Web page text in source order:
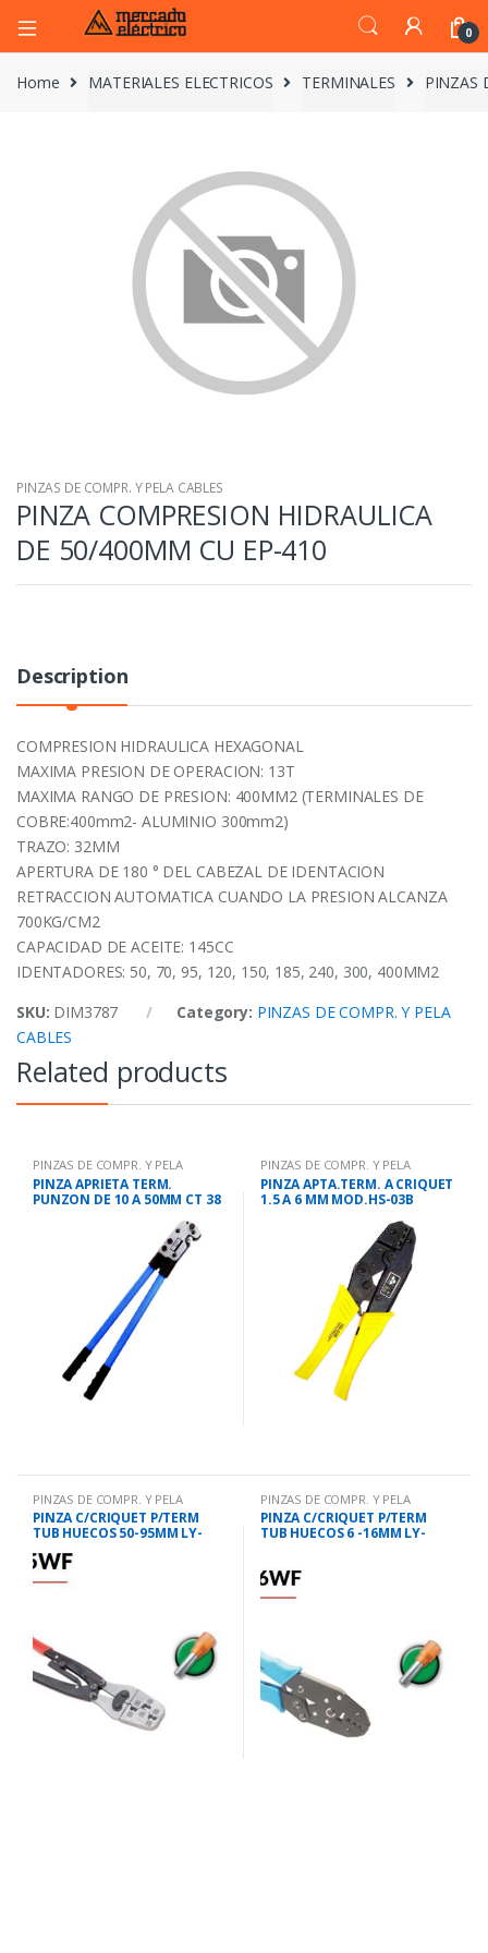
0
Home MATERIALES ELECTRICOS TERMINALES PINZAS
PINZAS DE COMPR. Y PELA CABLES
PINZA COMPRESION HIDRAULICA
DE 50/400MM CU EP-410
Description
COMPRESION HIDRAULICA HEXAGONAL
MAXIMA PRESION DE OPERACION: 13T
MAXIMA RANGO DE PRESION: 400MM2 (TERMINALES DE
COBRE:400mm2- ALUMINIO 300mm2)
TRAZO: 32MM
APERTURA DE 180 ° DEL CABEZAL DE IDENTACION
RETRACCION AUTOMATICA CUANDO LA PRESION ALCANZA
700KG/CM2
CAPACIDAD DE ACEITE: 145CC
IDENTADORES: 50, 70, 95, 120, 150, 185, 240, 300, 400MM2
SKU: DIM3787 Category: PINZAS DE COMPR. Y PELA
CABLES
Related products
PINZAS DE COMPR. Y PELA
CABLES
PINZA APRIETA TERM.
PUNZON DE 10 A 50MM CT 38
PINZAS DE COMPR. Y PELA
CABLES
PINZA APTA.TERM. A CRIQUET
1.5 A 6 MM MOD.HS-03B
PINZAS DE COMPR. Y PELA
CABLES
PINZA C/CRIQUET P/TERM
TUB HUECOS 50-95MM LY-
PINZAS DE COMPR. Y PELA
CABLES
PINZA C/CRIQUET P/TERM
TUB HUECOS 6 -16MM LY-